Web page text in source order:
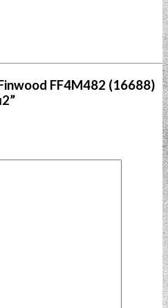
FF4M482 (16688)